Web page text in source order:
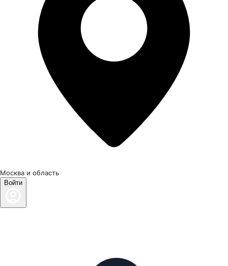
Москва и область
Войти